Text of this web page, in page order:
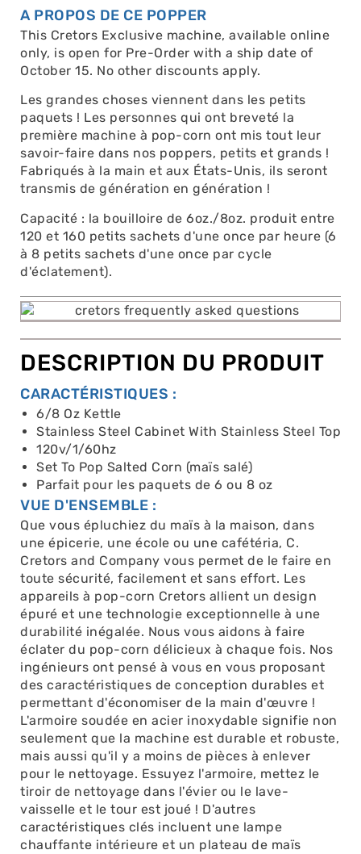
A PROPOS DE CE POPPER
This Cretors Exclusive machine, available online
only, is open for Pre-Order with a ship date of
October 15. No other discounts apply.
Les grandes choses viennent dans les petits
paquets ! Les personnes qui ont breveté la
première machine à pop-corn ont mis tout leur
savoir-faire dans nos poppers, petits et grands !
Fabriqués à la main et aux États-Unis, ils seront
transmis de génération en génération !
Capacité : la bouilloire de 6oz./8oz. produit entre
120 et 160 petits sachets d'une once par heure (6
à 8 petits sachets d'une once par cycle
d'éclatement).
DESCRIPTION DU PRODUIT
CARACTÉRISTIQUES :
6/8 Oz Kettle
Stainless Steel Cabinet With Stainless Steel Top
120v/1/60hz
Set To Pop Salted Corn (maïs salé)
Parfait pour les paquets de 6 ou 8 oz
VUE D'ENSEMBLE :
Que vous épluchiez du maïs à la maison, dans
une épicerie, une école ou une cafétéria, C.
Cretors and Company vous permet de le faire en
toute sécurité, facilement et sans effort. Les
appareils à pop-corn Cretors allient un design
épuré et une technologie exceptionnelle à une
durabilité inégalée. Nous vous aidons à faire
éclater du pop-corn délicieux à chaque fois. Nos
ingénieurs ont pensé à vous en vous proposant
des caractéristiques de conception durables et
permettant d'économiser de la main d'œuvre !
L'armoire soudée en acier inoxydable signifie non
seulement que la machine est durable et robuste,
mais aussi qu'il y a moins de pièces à enlever
pour le nettoyage. Essuyez l'armoire, mettez le
tiroir de nettoyage dans l'évier ou le lave-
vaisselle et le tour est joué ! D'autres
caractéristiques clés incluent une lampe
chauffante intérieure et un plateau de maïs